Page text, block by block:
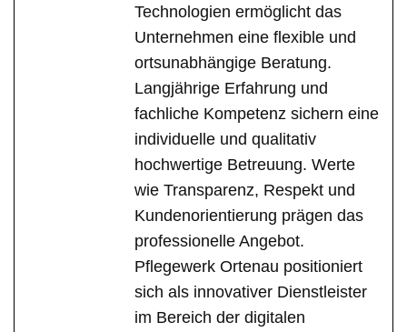
Technologien ermöglicht das
Unternehmen eine flexible und
ortsunabhängige Beratung.
Langjährige Erfahrung und
fachliche Kompetenz sichern eine
individuelle und qualitativ
hochwertige Betreuung. Werte
wie Transparenz, Respekt und
Kundenorientierung prägen das
professionelle Angebot.
Pflegewerk Ortenau positioniert
sich als innovativer Dienstleister
im Bereich der digitalen